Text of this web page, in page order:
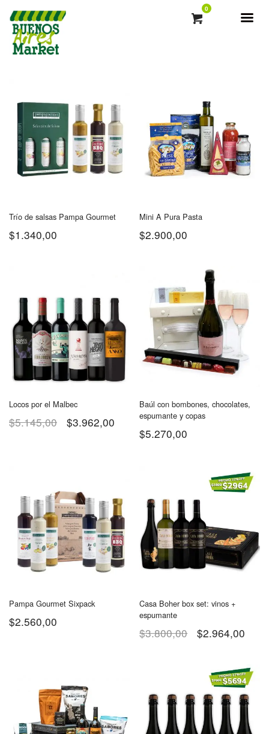
0
Trío de salsas Pampa Gourmet
$1.340,00
Mini A Pura Pasta
$2.900,00
Locos por el Malbec
$5.145,00 $3.962,00
Baúl con bombones, chocolates,
espumante y copas
$5.270,00
Pampa Gourmet Sixpack
$2.560,00
Casa Boher box set: vinos +
espumante
$3.800,00 $2.964,00